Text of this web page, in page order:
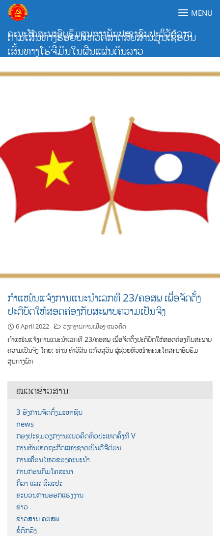
Skip
content
ຄະນະໂຄສະນາອົບຮົມສູນກາງພັກປະຊາຊົນປະຕິວັດລາວ
MENU
ຕາມເສັ້ນທາງຮອຍປະຫວັດສາດສືບສານມູນເຊື້ອບົນ
ເສັ້ນທາງໂຮ່ຈີມິນໃນຜືນແຜ່ນດິນລາວ
ກຳແໜ້ນແຈ້ງການແນະນຳເລກທີ 23/ຄອສພ ເພື່ອຈັດຕັ້ງ
ປະຕິບັດໃຫ້ສອດຄ່ອງກັບສະພາບຄວາມເປັນຈິງ
6 April 2022 ວຽກງານການເມືອງ-ແນວຄິດ
ກຳແໜ້ນແຈ້ງການແນະນຳເລກທີ 23/ຄອສພ ເພື່ອຈັດຕັ້ງປະຕິບັດໃຫ້ສອດຄ່ອງກັບສະພາບ
ຄວາມເປັນຈິງ ໂດຍ: ທ່ານ ຄຳວິສັນ ແກ້ວສຸວັນ ຜູ້ຊ່ວຍຫົວໜ້າຄະນະໂຄສະນາອົບຮົມ
ສູນກາງພັກ
ໝວດຂ່າວສານ
3 ອົງການຈັດຕັ້ງມະຫາຊົນ
news
ກອງປະຊຸມວຽກງານແນວຄິດທົ່ວປະເທດຄັ້ງທີ V
ການຫັນເສດຖະກິດແຫ່ງຊາດເປັນດີຈີຕ໋ອນ
ການເຄື່ອນໄຫວຂອງຄະນະນຳ
ກາບກອນກົມໂຄສະນາ
ກິລາ ແລະ ສິລະປະ
ຂະບວນການອອກແຮງງານ
ຂ່າວ
ຂ່າວສານ ຄອສພ
ຂໍ້ຕົກລົງ